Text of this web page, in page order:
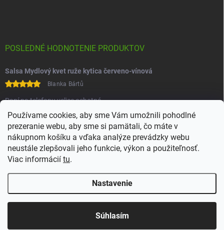
Používame cookies, aby sme Vám umožnili pohodlné
prezeranie webu, aby sme si pamätali, čo máte v
nákupnom košíku a vďaka analýze prevádzky webu
neustále zlepšovali jeho funkcie, výkon a použiteľnosť.
Viac informácií tu.
Nastavenie
Súhlasím
POSLEDNÉ HODNOTENIE PRODUKTOV
Salsa Mydlový kvet ruže kytica červeno-vínová
Blanka Bártů
Paní na telefonu velice ochotná
Copyright 2026Juchoo. Všetky práva vyhradené.Upraviť nastavenie
cookies